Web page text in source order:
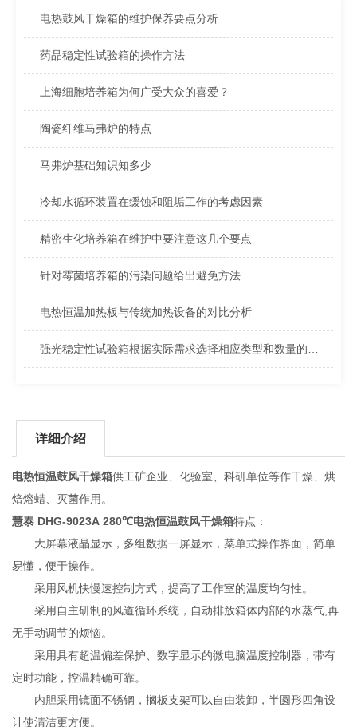
电热鼓风干燥箱的维护保养要点分析
药品稳定性试验箱的操作方法
上海细胞培养箱为何广受大众的喜爱？
陶瓷纤维马弗炉的特点
马弗炉基础知识知多少
冷却水循环装置在缓蚀和阻垢工作的考虑因素
精密生化培养箱在维护中要注意这几个要点
针对霉菌培养箱的污染问题给出避免方法
电热恒温加热板与传统加热设备的对比分析
强光稳定性试验箱根据实际需求选择相应类型和数量的灯源
详细介绍
电热恒温鼓风干燥箱供工矿企业、化验室、科研单位等作干燥、烘
焙熔蜡、灭菌作用。
慧泰 DHG-9023A 280℃电热恒温鼓风干燥箱特点：
大屏幕液晶显示，多组数据一屏显示，菜单式操作界面，简单
易懂，便于操作。
采用风机快慢速控制方式，提高了工作室的温度均匀性。
采用自主研制的风道循环系统，自动排放箱体内部的水蒸气,再
无手动调节的烦恼。
采用具有超温偏差保护、数字显示的微电脑温度控制器，带有
定时功能，控温精确可靠。
内胆采用镜面不锈钢，搁板支架可以自由装卸，半圆形四角设
计使清洁更方便。